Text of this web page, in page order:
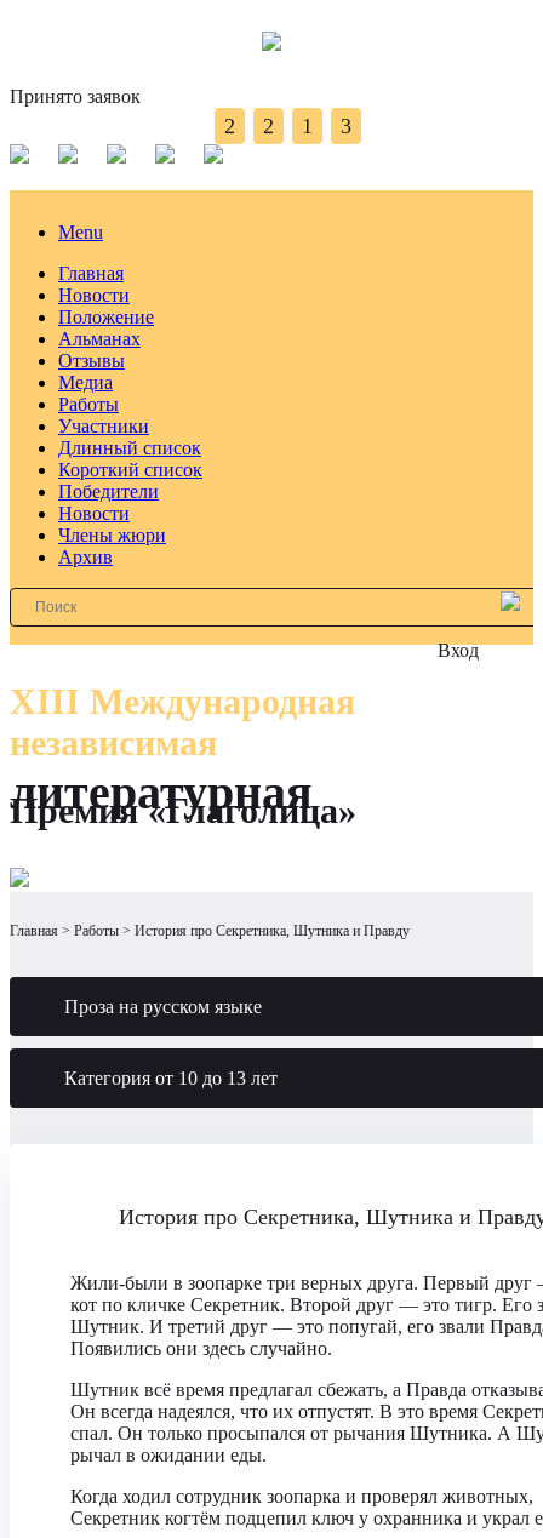
Принято заявок
2 2 1 3
Menu
Главная
Новости
Положение
Альманах
Отзывы
Медиа
Работы
Участники
Длинный список
Короткий список
Победители
Новости
Члены жюри
Архив
Вход
XIII Международная
независимая
литературная
Премия «Глаголица»
Главная Работы История про Секретника, Шутника и Правду
Проза на русском языке
Категория от 10 до 13 лет
История про Секретника, Шутника и
Жили-были в зоопарке три верных друга. Первый друг
кот по кличке Секретник. Второй друг — это тигр. Его
Шутник. И третий друг — это попугай, его звали
Появились они здесь случайно.
Шутник всё время предлагал сбежать, а Правда
Он всегда надеялся, что их отпустят. В это время
спал. Он только просыпался от рычания Шутника. А
рычал в ожидании еды.
Когда ходил сотрудник зоопарка и проверял животных,
Секретник когтём подцепил ключ у охранника и украл